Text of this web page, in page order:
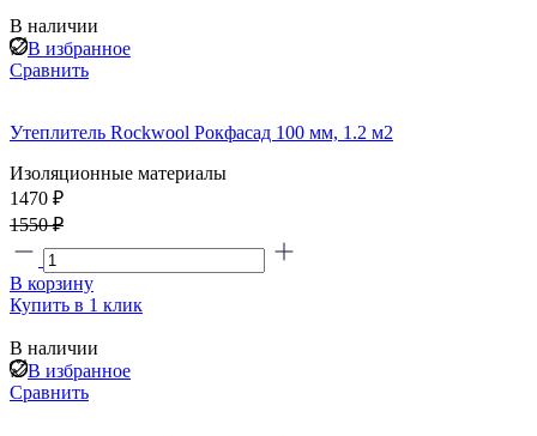
В наличии
В избранное
Сравнить
Утеплитель Rockwool Рокфасад 100 мм, 1.2 м2
Изоляционные материалы
1470 ₽
1550 ₽
В корзину
Купить в 1 клик
В наличии
В избранное
Сравнить